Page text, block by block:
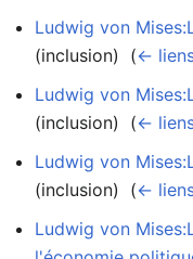
Ludwig von
(inclusion) ‎ (←
Ludwig von
(inclusion) ‎ (←
Ludwig von
(inclusion) ‎ (←
Ludwig von